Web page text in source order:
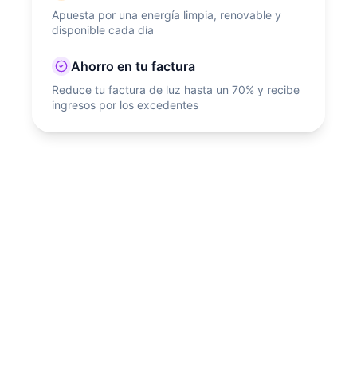
Apuesta por una energía limpia, renovable y
disponible cada día
Ahorro en tu factura
Reduce tu factura de luz hasta un 70% y recibe
ingresos por los excedentes